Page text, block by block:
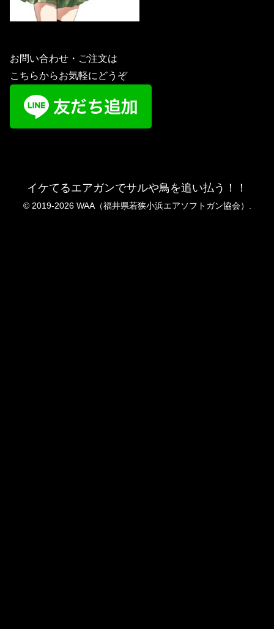
お問い合わせ・ご注文は
こちらからお気軽にどうぞ
イケてるエアガンでサルや鳥を追い払う！！
© 2019-2026 WAA（福井県若狭小浜エアソフトガン協会）.